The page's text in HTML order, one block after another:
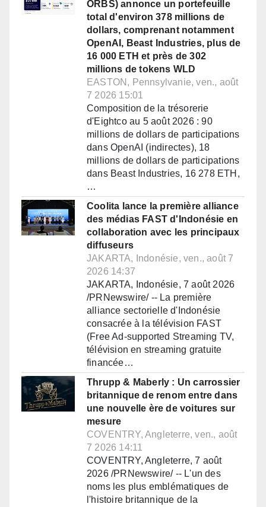
ORBS) annonce un portefeuille
total d'environ 378 millions de
dollars, comprenant notamment
OpenAI, Beast Industries, plus de
16 000 ETH et près de 302
millions de tokens WLD
EASTON, Pennsylvanie, ven., août
7 2026 15:01
Composition de la trésorerie
d'Eightco au 5 août 2026 : 90
millions de dollars de participations
dans OpenAI (indirectes), 18
millions de dollars de participations
dans Beast Industries, 16 278 ETH,
…
Coolita lance la première alliance
des médias FAST d'Indonésie en
collaboration avec les principaux
diffuseurs
JAKARTA, Indonésie, ven., août 7
2026 14:37
JAKARTA, Indonésie, 7 août 2026
/PRNewswire/ -- La première
alliance sectorielle d'Indonésie
consacrée à la télévision FAST
(Free Ad-supported Streaming TV,
télévision en streaming gratuite
financée…
Thrupp & Maberly : Un carrossier
britannique de renom entre dans
une nouvelle ère de voitures sur
mesure
COVENTRY, Angleterre, ven., août
7 2026 14:11
COVENTRY, Angleterre, 7 août
2026 /PRNewswire/ -- L'un des
noms les plus emblématiques de
l'histoire britannique de la